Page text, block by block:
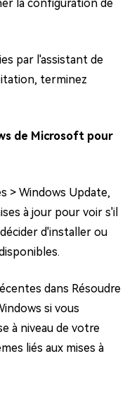
la configuration de
par l'assistant de
terminez
de Microsoft pour
> Windows Update,
à jour pour voir s'il
d'installer ou
dans Résoudre
si vous
à niveau de votre
liés aux mises à